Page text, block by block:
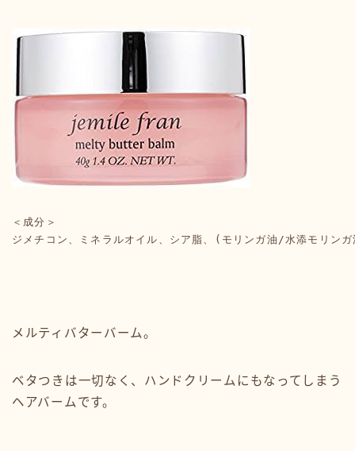
＜成分＞
ジメチコン、ミネラルオイル、シア脂、(モリンガ油/水添モリン
メルティバターバーム。
ベタつきは一切なく、ハンドクリームにもなってしまう
ヘアバームです。